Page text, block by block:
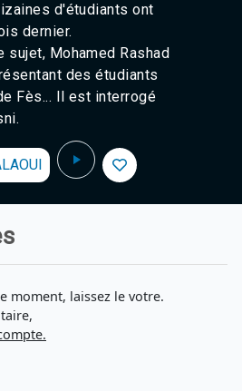
d'étudiants ont
dernier.
sujet, Mohamed Rashad
des étudiants
Fès... Il est interrogé
moment, laissez le votre.